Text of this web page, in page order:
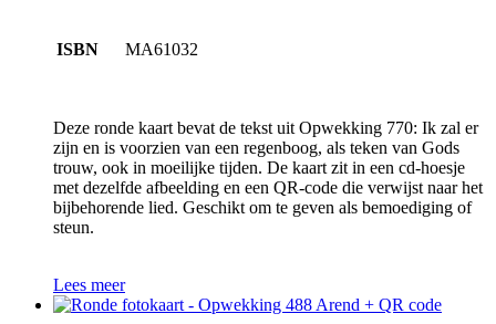
ISBN MA61032
Deze ronde kaart bevat de tekst uit Opwekking 770: Ik zal er
zijn en is voorzien van een regenboog, als teken van Gods
trouw, ook in moeilijke tijden. De kaart zit in een cd-hoesje
met dezelfde afbeelding en een QR-code die verwijst naar het
bijbehorende lied. Geschikt om te geven als bemoediging of
steun.
Lees meer